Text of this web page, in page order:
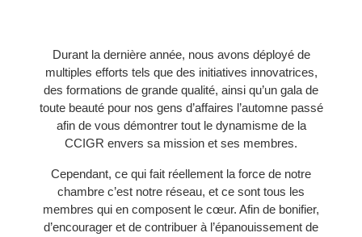
Durant la dernière année, nous avons déployé de
multiples efforts tels que des initiatives innovatrices,
des formations de grande qualité, ainsi qu’un gala de
toute beauté pour nos gens d’affaires l’automne passé
afin de vous démontrer tout le dynamisme de la
CCIGR envers sa mission et ses membres.
Cependant, ce qui fait réellement la force de notre
chambre c’est notre réseau, et ce sont tous les
membres qui en composent le cœur. Afin de bonifier,
d’encourager et de contribuer à l’épanouissement de